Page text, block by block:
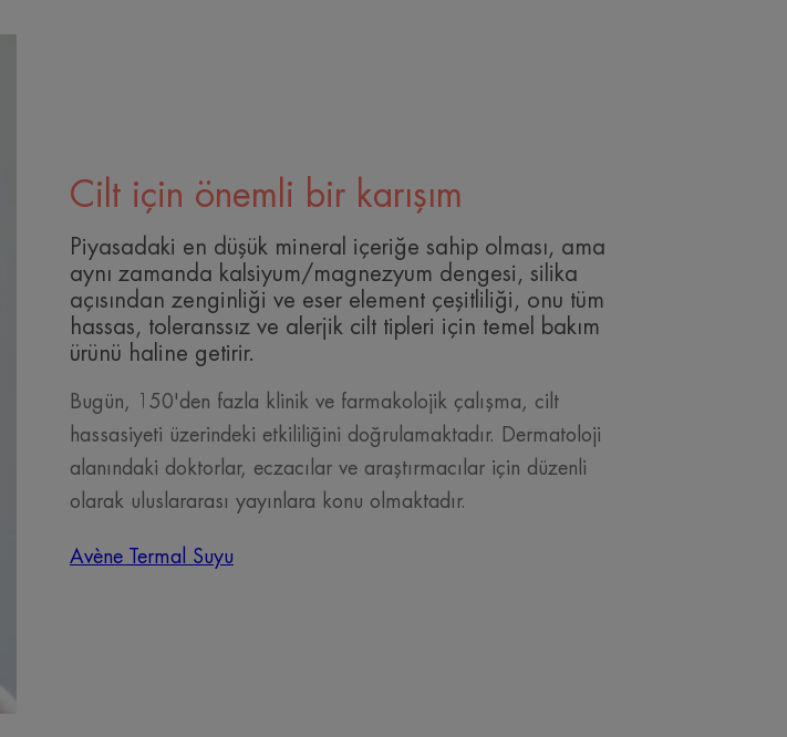
Cilt için önemli bir karışım
Piyasadaki en düşük mineral içeriğe sahip olması, ama
aynı zamanda kalsiyum/magnezyum dengesi, silika
açısından zenginliği ve eser element çeşitliliği, onu tüm
hassas, toleranssız ve alerjik cilt tipleri için temel bakım
ürünü haline getirir.
Bugün, 150'den fazla klinik ve farmakolojik çalışma, cilt
hassasiyeti üzerindeki etkililiğini doğrulamaktadır. Dermatoloji
alanındaki doktorlar, eczacılar ve araştırmacılar için düzenli
olarak uluslararası yayınlara konu olmaktadır.
Avène Termal Suyu